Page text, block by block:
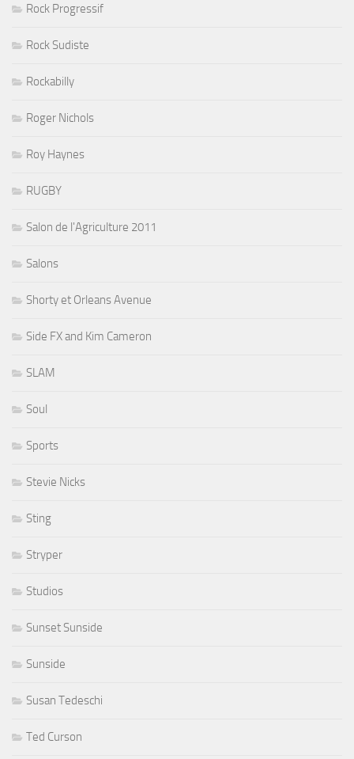
Rock Progressif
Rock Sudiste
Rockabilly
Roger Nichols
Roy Haynes
RUGBY
Salon de l'Agriculture 2011
Salons
Shorty et Orleans Avenue
Side FX and Kim Cameron
SLAM
Soul
Sports
Stevie Nicks
Sting
Stryper
Studios
Sunset Sunside
Sunside
Susan Tedeschi
Ted Curson